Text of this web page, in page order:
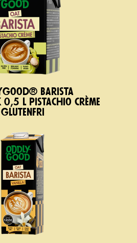
Barista
l pistachio crème
glutenfri